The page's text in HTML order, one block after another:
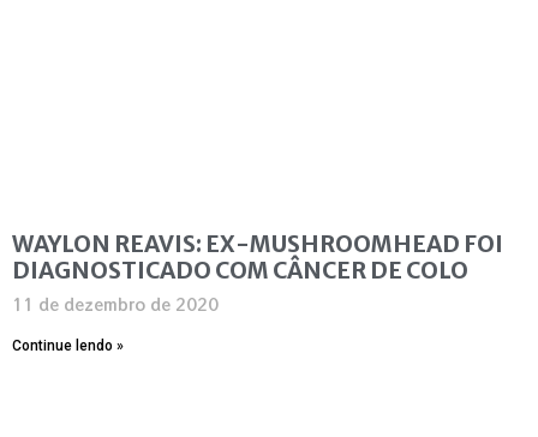
WAYLON REAVIS: EX-MUSHROOMHEAD FOI
DIAGNOSTICADO COM CÂNCER DE COLO
11 de dezembro de 2020
Continue lendo »